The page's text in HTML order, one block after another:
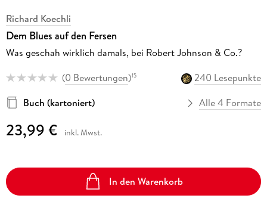
Richard Koechli
Dem Blues auf den Fersen
Was geschah wirklich damals, bei Robert Johnson & Co.?
(0 Bewertungen)15
240 Lesepunkte
Buch (kartoniert)
Alle 4 Formate
23,99 € inkl. Mwst.
In den Warenkorb